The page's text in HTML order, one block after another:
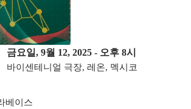
금요일, 9월 12, 2025 - 오후 8시
바이센테니얼 극장, 레온, 멕시코
베이스